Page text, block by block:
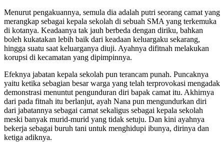
Menurut pengakuannya, semula dia adalah putri seorang camat yang
merangkap sebagai kepala sekolah di sebuah SMA yang terkemuka
di kotanya. Keadaanya tak jauh berbeda dengan diriku, bahkan
boleh kukatakan lebih baik dari keadaan keluargaku sekarang,
hingga suatu saat keluarganya diuji. Ayahnya difitnah melakukan
korupsi di kecamatan yang dipimpinnya.
Efeknya jabatan kepala sekolah pun terancam punah. Puncaknya
yaitu ketika sebagian besar warga yang telah terprovokasi mengadak
demonstrasi menuntut pengunduran diri bapak camat itu. Akhirnya
dari pada fitnah itu berlanjut, ayah Nana pun mengundurkan diri
dari jabatannya sebagai camat sekaligus sebagai kepala sekolah
meski banyak murid-murid yang tidak setuju. Dan kini ayahnya
bekerja sebagai buruh tani untuk menghidupi ibunya, dirinya dan
ketiga adiknya.